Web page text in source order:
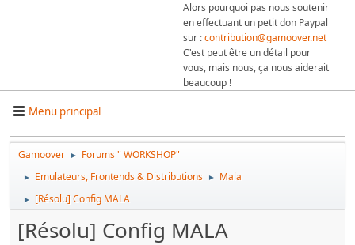
Alors pourquoi pas nous soutenir
en effectuant un petit don Paypal
sur :contribution@gamoover.net
C'est peut être un détail pour
vous, mais nous, ça nous aiderait
beaucoup !
Menu principal
Gamoover ► Forums " WORKSHOP"
► Emulateurs, Frontends & Distributions ► Mala
► [Résolu] Config MALA
[Résolu] Config MALA